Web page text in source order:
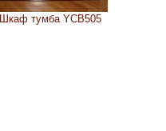
Шкаф тумба YCB505